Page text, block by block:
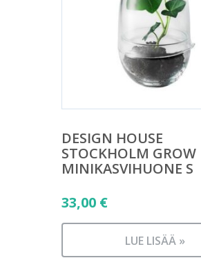
DESIGN HOUSE
STOCKHOLM GROW
MINIKASVIHUONE S
33,00 €
LUE LISÄÄ »